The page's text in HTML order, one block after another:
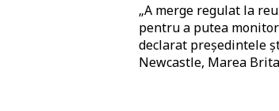
„A merge regulat la
pentru a putea
declarat președintele
Newcastle, Marea